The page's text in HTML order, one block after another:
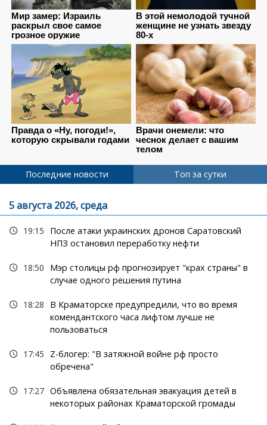
Последние новости Топ за сутки
5 августа 2026, среда
19:15
После атаки украинских дронов Саратовский
НПЗ остановил переработку нефти
18:50
Мэр столицы рф прогнозирует "крах страны" в
случае одного решения путина
18:28
В Краматорске предупредили, что во время
комендантского часа лифтом лучше не
пользоваться
17:45
Z-блогер: "В затяжной войне рф просто
обречена"
17:27 Объявлена обязательная эвакуация детей в
некоторых районах Краматорской громады